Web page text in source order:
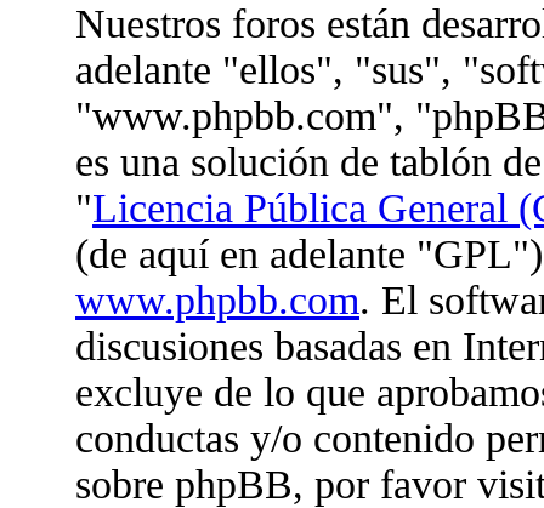
Nuestros foros están
adelante "ellos", "sus",
"www.phpbb.com",
es una solución de tablón
"Licencia Pública General
(de aquí en adelante
www.phpbb.com. El
discusiones basadas en
excluye de lo que
conductas y/o contenido
sobre phpBB, por favor